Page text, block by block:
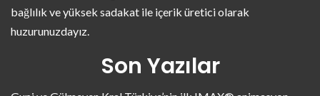
bağlılık ve yüksek sadakat ile içerik üretici olarak
huzurunuzdayız.
Son Yazılar